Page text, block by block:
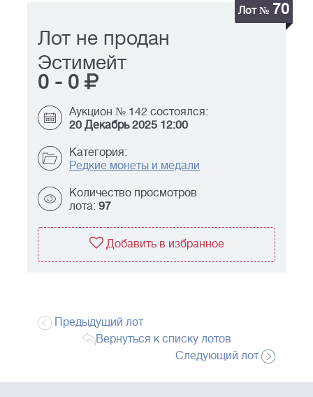
Лот № 70
Лот не продан
Эстимейт
0 - 0
Аукцион № 142 состоялся:
20 Декабрь 2025 12:00
Категория:
Редкие монеты и медали
Количество просмотров
лота: 97
Добавить в избранное
Предыдущий лот
Вернуться к списку лотов
Следующий лот